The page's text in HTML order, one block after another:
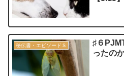
秘伝書・エピソードＳ
♯６
ったの